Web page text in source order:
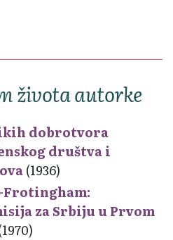
života autorke
dobrotvora
društva i
(1936)
Frotingham:
za Srbiju u Prvom